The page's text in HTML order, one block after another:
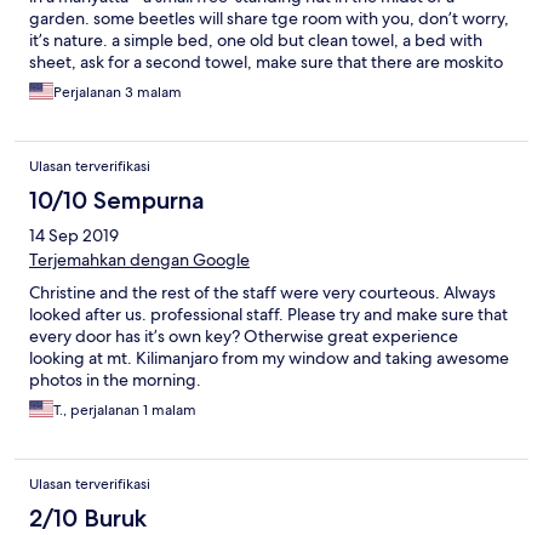
garden. some beetles will share tge room with you, don’t worry,
it’s nature. a simple bed, one old but clean towel, a bed with
sheet, ask for a second towel, make sure that there are moskito
nets. the five star experience was opening the door in the
morning and looking at mt kilimancharo in the morning sun. they
tusker and one kind of wine, and turn wifi on at night. we had
the shared bathroom option- the toilets were clean- the
showers, too, although only one a bit warm and a bit emotional-
but we were in the middle of nowhere. supernuce people, the
entire place reminded me of our compound in south sudan with
MSF last year - we stayed for three nights and did safaris in
Perjalanan 3 malam
Ulasan terverifikasi
10/10 Sempurna
14 Sep 2019
Terjemahkan dengan Google
Christine and the rest of the staff were very courteous. Always
looked after us. professional staff. Please try and make sure that
every door has it’s own key? Otherwise great experience
looking at mt. Kilimanjaro from my window and taking awesome
photos in the morning.
T., perjalanan 1 malam
Ulasan terverifikasi
2/10 Buruk